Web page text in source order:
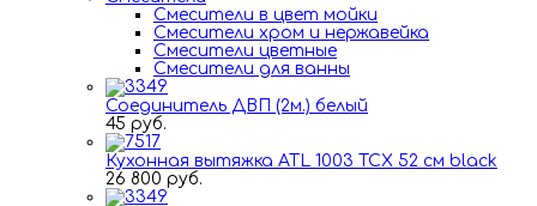
Смесители в цвет мойки
Смесители хром и нержавейка
Смесители цветные
Смесители для ванны
Соединитель ДВП (2м.) белый
45 руб.
Кухонная вытяжка ATL 1003 TCX 52 см black
26 800 руб.